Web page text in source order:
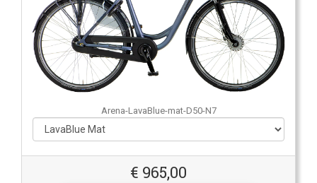
Arena-LavaBlue-mat-D50-N7
€ 965,00